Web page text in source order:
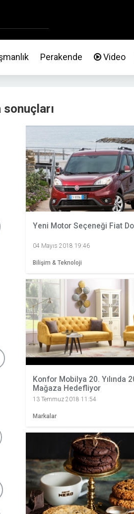
Perakende Video
Yeni Motor Seçeneği Fiat
04 Mayıs 2018 19:46
Bilişim & Teknoloji
Konfor Mobilya 20. Yılında
Mağaza Hedefliyor
13 Temmuz 2018 11:54
Markalar